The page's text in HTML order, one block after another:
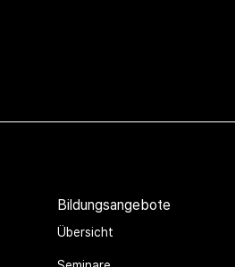
Bildungsangebote
Übersicht